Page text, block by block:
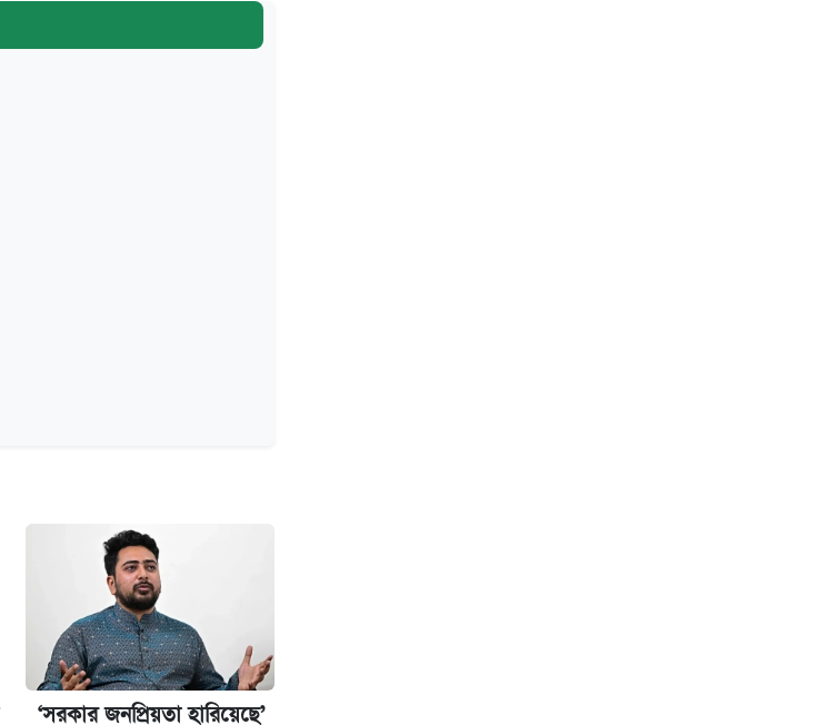
‘সরকার জনপ্রিয়তা হারিয়েছে’